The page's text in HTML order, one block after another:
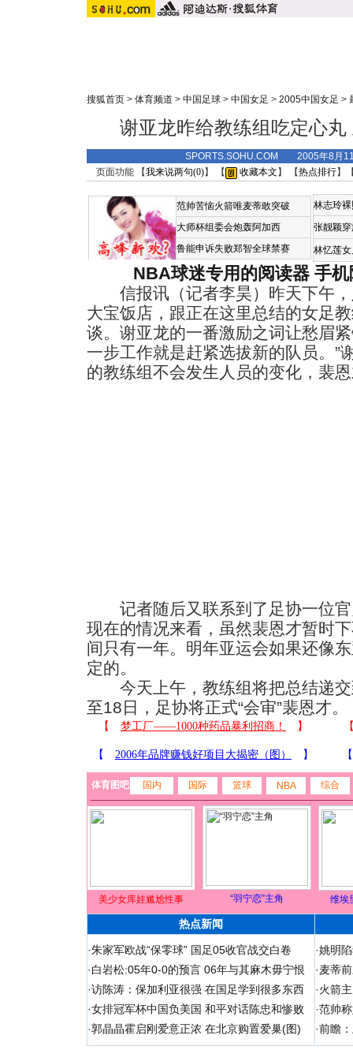
搜狐首页 > 体育频道 > 中国足球 > 中国女足 > 2005中国女足 >
谢亚龙昨给教练组吃定心
SPORTS.SOHU.COM 2005年8月
页面功能 【我来说两句(0)】 【 收藏本文 】 【热点排行】
范帅苦恼火箭唯麦蒂敢突破
大师杯组委会炮轰阿加西
鲁能申诉失败郑智全球禁赛
林志玲
张靓颖
林忆莲
NBA球迷专用的阅读器 手
信报讯（记者李昊）昨天下午，
大宝饭店，跟正在这里总结的女足
谈。谢亚龙的一番激励之词让愁眉
一步工作就是赶紧选拔新的队员。”
的教练组不会发生人员的变化，裴
记者随后又联系到了足协一位官
现在的情况来看，虽然裴恩才暂时
间只有一年。明年亚运会如果还像
定的。
今天上午，教练组将把总结递交
至18日，足协将正式“会审”裴恩才。
体育图吧 国内 国际 篮球 NBA 综合
美少女库娃尴尬性事 “羽宁恋”主角 维埃
热点新闻
·朱家军欧战“保零球” 国足05收官战交白卷
·白岩松:05年0-0的预言 06年与其麻木毋宁恨
·访陈涛：保加利亚很强 在国足学到很多东西
·女排冠军杯中国负美国 和平对话陈忠和惨败
·郭晶晶霍启刚爱意正浓 在北京购置爱巢(图)
·姚明
·麦蒂
·火箭
·范帅
·前瞻